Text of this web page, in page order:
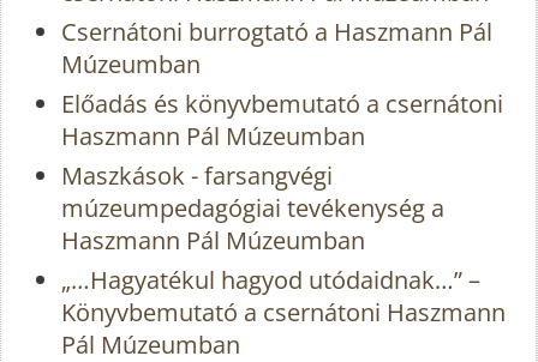
Csernátoni burrogtató a Haszmann Pál
Múzeumban
Előadás és könyvbemutató a csernátoni
Haszmann Pál Múzeumban
Maszkások - farsangvégi
múzeumpedagógiai tevékenység a
Haszmann Pál Múzeumban
„…Hagyatékul hagyod utódaidnak…” –
Könyvbemutató a csernátoni Haszmann
Pál Múzeumban